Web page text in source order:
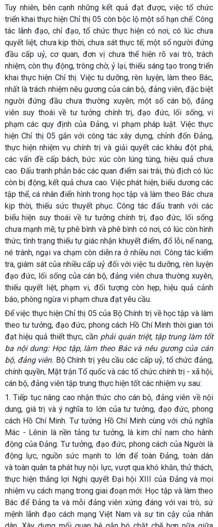
Tuy nhiên, bên cạnh những kết quả đạt được, việc tổ chức
triển khai thực hiện Chỉ thị 05 còn bộc lộ một số hạn chế: Công
tác lãnh đạo, chỉ đạo, tổ chức thực hiện có nơi, có lúc chưa
quyết liệt, chưa kịp thời, chưa sát thực tế; một số người đứng
đầu cấp uỷ, cơ quan, đơn vị chưa thể hiện rõ vai trò, trách
nhiệm, còn thụ động, trông chờ, ỷ lại, thiếu sáng tạo trong triển
khai thực hiện Chỉ thị. Việc tu dưỡng, rèn luyện, làm theo Bác,
nhất là trách nhiệm nêu gương của cán bộ, đảng viên, đặc biệt
người đứng đầu chưa thường xuyên; một số cán bộ, đảng
viên suy thoái về tư tưởng chính trị, đạo đức, lối sống, vi
phạm các quy định của Đảng, vi phạm pháp luật. Việc thực
hiện Chỉ thị 05 gắn với công tác xây dựng, chỉnh đốn Đảng,
thực hiện nhiệm vụ chính trị và giải quyết các khâu đột phá,
các vấn đề cấp bách, bức xúc còn lúng túng, hiệu quả chưa
cao. Đấu tranh phản bác các quan điểm sai trái, thù địch có lúc
còn bị động, kết quả chưa cao. Việc phát hiện, biểu dương các
tập thể, cá nhân điển hình trong học tập và làm theo Bác chưa
kịp thời, thiếu sức thuyết phục. Công tác đấu tranh với các
biểu hiện suy thoái về tư tưởng chính trị, đạo đức, lối sống
chưa mạnh mẽ; tự phê bình và phê bình có nơi, có lúc còn hình
thức; tình trạng thiếu tự giác nhận khuyết điểm, đổ lỗi, nể nang,
né tránh, ngại va chạm còn diễn ra ở nhiều nơi. Công tác kiểm
tra, giám sát của nhiều cấp uỷ đối với việc tu dưỡng, rèn luyện
đạo đức, lối sống của cán bộ, đảng viên chưa thường xuyên,
thiếu quyết liệt, phạm vi, đối tượng còn hẹp, hiệu quả cảnh
báo, phòng ngừa vi phạm chưa đạt yêu cầu.
Để việc thực hiện Chỉ thị 05 của Bộ Chính trị về học tập và làm
theo tư tưởng, đạo đức, phong cách Hồ Chí Minh thời gian tới
đạt hiệu quả thiết thực, cần phải quán triệt, tập trung làm tốt
ba nội dung: Học tập, làm theo Bác và nêu gương của cán
bộ, đảng viên. Bộ Chính trị yêu cầu các cấp uỷ, tổ chức đảng,
chính quyền, Mặt trận Tổ quốc và các tổ chức chính trị - xã hội,
cán bộ, đảng viên tập trung thực hiện tốt các nhiệm vụ sau:
1. Tiếp tục nâng cao nhận thức cho cán bộ, đảng viên về nội
dung, giá trị và ý nghĩa to lớn của tư tưởng, đạo đức, phong
cách Hồ Chí Minh. Tư tưởng Hồ Chí Minh cùng với chủ nghĩa
Mác - Lênin là nền tảng tư tưởng, là kim chỉ nam cho hành
động của Đảng. Tư tưởng, đạo đức, phong cách của Người là
động lực, nguồn sức mạnh to lớn để toàn Đảng, toàn dân
và toàn quân ta phát huy nội lực, vượt qua khó khăn, thử thách,
thực hiện thắng lợi Nghị quyết Đại hội XIII của Đảng và mọi
nhiệm vụ cách mạng trong giai đoạn mới. Học tập và làm theo
Bác để Đảng ta và mỗi đảng viên xứng đáng với vai trò, sứ
mệnh lãnh đạo cách mạng Việt Nam và sự tin cậy của nhân